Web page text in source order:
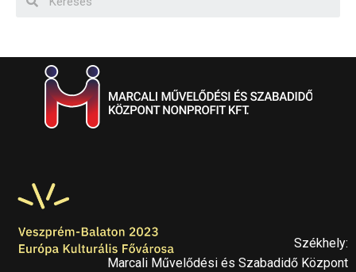
Székhely:
Marcali Művelődési és Szabadidő Központ